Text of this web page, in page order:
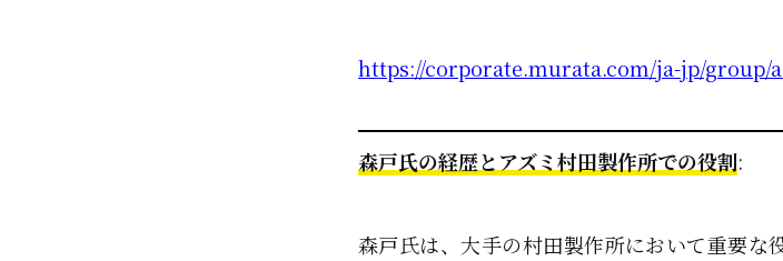
https://corporate.murata.com/ja-jp/group/
森戸氏の経歴とアズミ村田製作所での役割:
森戸氏は、大手の村田製作所において重要な